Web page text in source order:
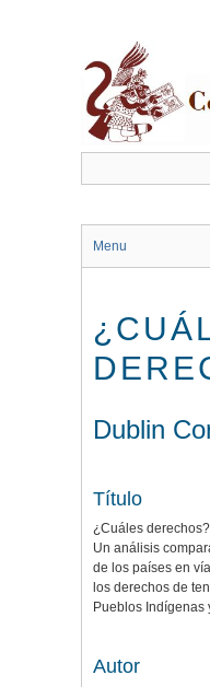
Menu
Dublin
Título
¿Cuáles derechos?
Un análisis
de los países en
los derechos de
Pueblos
Autor